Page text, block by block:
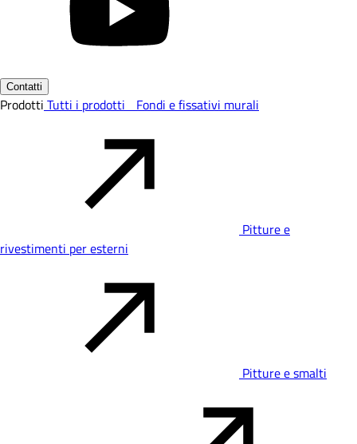
Contatti
Prodotti Tutti i prodotti Fondi e fissativi murali
Pitture e
rivestimenti per esterni
Pitture e smalti